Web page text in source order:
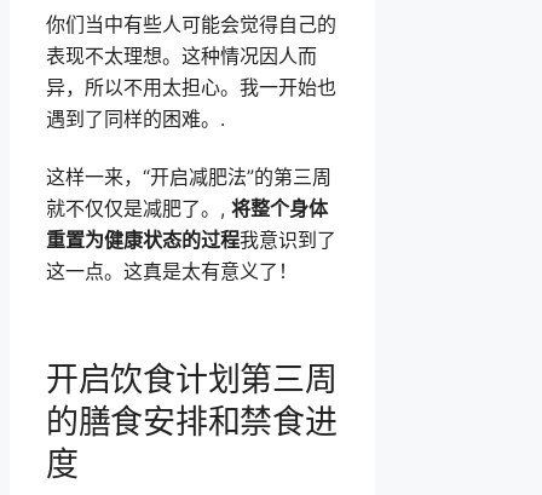
你们当中有些人可能会觉得自己的
表现不太理想。这种情况因人而
异，所以不用太担心。我一开始也
遇到了同样的困难。.
这样一来，“开启减肥法”的第三周
就不仅仅是减肥了。, 将整个身体
重置为健康状态的过程我意识到了
这一点。这真是太有意义了！
开启饮食计划第三周
的膳食安排和禁食进
度